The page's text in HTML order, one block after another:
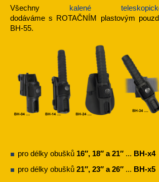
Všechny kalené
dodáváme s ROTAČNÍM plastovým
BH-55.
pro délky obušků 16″, 18″ a 21″ ... BH-x4
pro délky obušků 21″, 23″ a 26″ ... BH-x5